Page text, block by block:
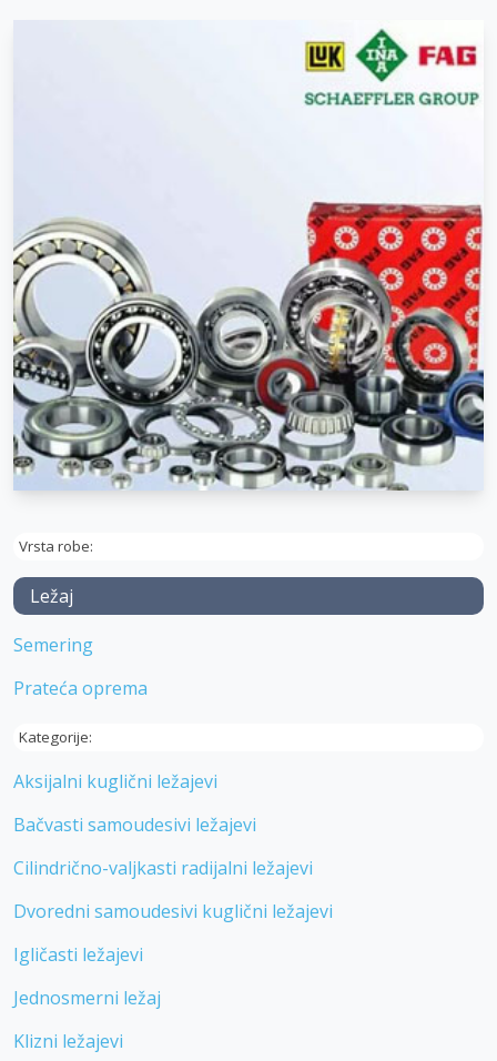
Vrsta robe:
Ležaj
Semering
Prateća oprema
Kategorije:
Aksijalni kuglični ležajevi
Bačvasti samoudesivi ležajevi
Cilindrično-valjkasti radijalni ležajevi
Dvoredni samoudesivi kuglični ležajevi
Igličasti ležajevi
Jednosmerni ležaj
Klizni ležajevi